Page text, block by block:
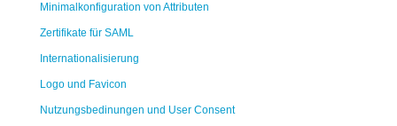
Minimalkonfiguration von Attributen
Zertifikate für SAML
Internationalisierung
Logo und Favicon
Nutzungsbedinungen und User Consent